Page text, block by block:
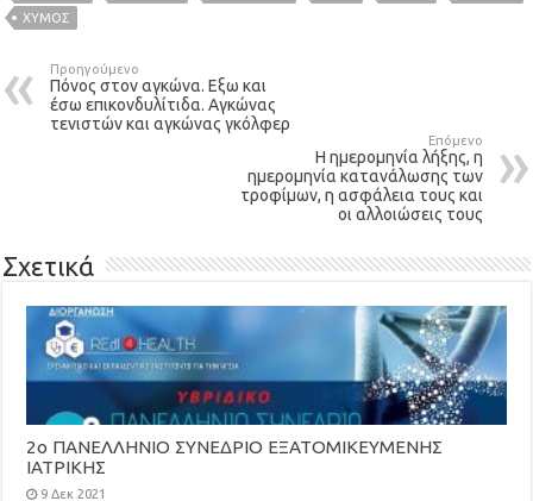
ΧΥΜΌΣ
Προηγούμενο
Πόνος στον αγκώνα. Εξω και
έσω επικονδυλίτιδα. Αγκώνας
τενιστών και αγκώνας γκόλφερ
Επόμενο
Η ημερομηνία λήξης, η
ημερομηνία κατανάλωσης των
τροφίμων, η ασφάλεια τους και
οι αλλοιώσεις τους
Σχετικά
2ο ΠΑΝΕΛΛΗΝΙΟ ΣΥΝΕΔΡΙΟ ΕΞΑΤΟΜΙΚΕΥΜΕΝΗΣ
ΙΑΤΡΙΚΗΣ
9 Δεκ 2021